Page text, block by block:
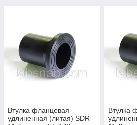
Втулка фланцевая
удлиненная (литая) SDR-
Втулка